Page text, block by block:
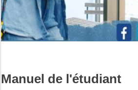
Manuel de l'étudiant